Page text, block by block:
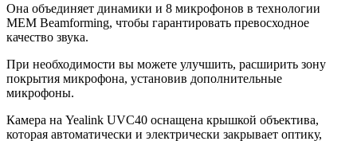
Она объединяет динамики и 8 микрофонов в технологии
MEM Beamforming, чтобы гарантировать превосходное
качество звука.
При необходимости вы можете улучшить, расширить зону
покрытия микрофона, установив дополнительные
микрофоны.
Камера на Yealink UVC40 оснащена крышкой объектива,
которая автоматически и электрически закрывает оптику,